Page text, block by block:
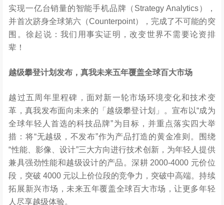
实现一亿台销量的智能手机品牌（Strategy Analytics），
并首次跻身全球第六（Counterpoint），完成了不可能的突
围。徐起说：我们用事实证明，改变世界不需要论资排
辈！
越级攀登计划发布，真我未来五年覆盖全球百大市场
越过五周年里程碑，面对新一轮市场环境变化和技术变
革，真我发布面向未来的「越级攀登计划」。宣布以“成为
全球年轻人首选的科技品牌”为目标，并重点落实四大举
措：将“无越级，不发布”作为产品打造的黄金准则。围绕
“性能、影像、设计”三大方向进行技术创新，为年轻人提供
兼具强劲性能和越级设计的产品。深耕 2000-4000 元价位
段，突破 4000 元以上价位段的竞争力，突破中高端。持续
拓展新兴市场，未来五年覆盖全球百大市场，让更多年轻
人尽享越级体验。